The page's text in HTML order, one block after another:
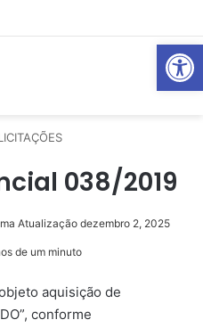
Abrir
da Água Tratada
038/2019
Atualização dezembro 2, 2025
de um minuto
aquisição de
conforme